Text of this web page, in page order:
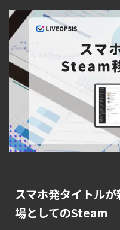
スマホ発タイトル
場としてのSteam